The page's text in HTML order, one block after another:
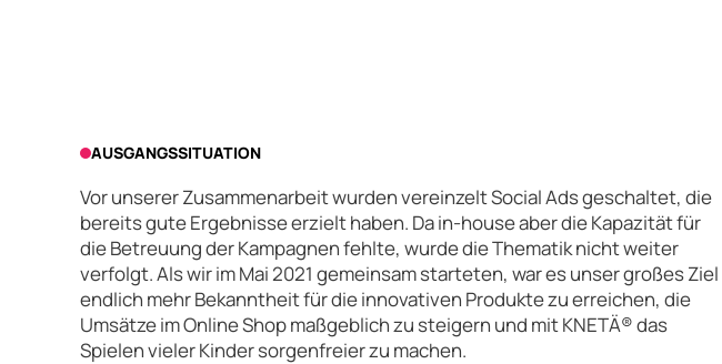
AUSGANGSSITUATION
Vor unserer Zusammenarbeit wurden vereinzelt Social Ads geschaltet, die
bereits gute Ergebnisse erzielt haben. Da in-house aber die Kapazität für
die Betreuung der Kampagnen fehlte, wurde die Thematik nicht weiter
verfolgt. Als wir im Mai 2021 gemeinsam starteten, war es unser großes Ziel
endlich mehr Bekanntheit für die innovativen Produkte zu erreichen, die
Umsätze im Online Shop maßgeblich zu steigern und mit KNETÄ® das
Spielen vieler Kinder sorgenfreier zu machen.